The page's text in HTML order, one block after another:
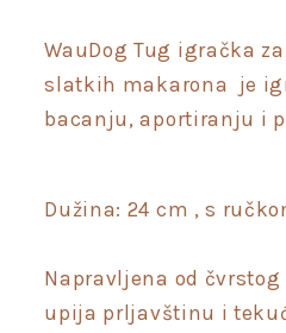
povlačenje
WauDog Tug igračka
slatkih makarona je
bacanju, aportiranju i
Dužina: 24 cm , s
Napravljena od
upija prljavštinu i